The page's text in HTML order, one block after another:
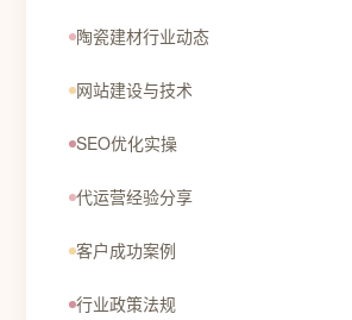
陶瓷建材行业动态
网站建设与技术
SEO优化实操
代运营经验分享
客户成功案例
行业政策法规